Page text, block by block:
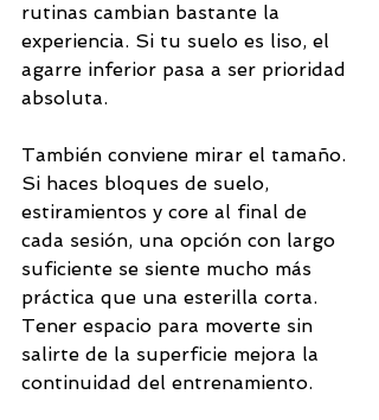
rutinas cambian bastante la
experiencia. Si tu suelo es liso, el
agarre inferior pasa a ser prioridad
absoluta.
También conviene mirar el tamaño.
Si haces bloques de suelo,
estiramientos y core al final de
cada sesión, una opción con largo
suficiente se siente mucho más
práctica que una esterilla corta.
Tener espacio para moverte sin
salirte de la superficie mejora la
continuidad del entrenamiento.